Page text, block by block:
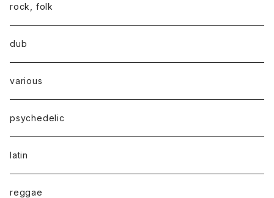
rock, folk
dub
various
psychedelic
latin
reggae